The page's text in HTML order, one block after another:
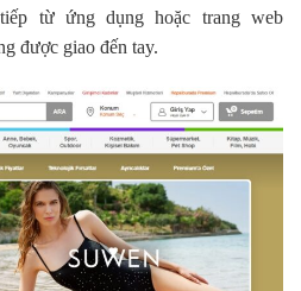
từ ứng dụng hoặc trang web
được giao đến tay.